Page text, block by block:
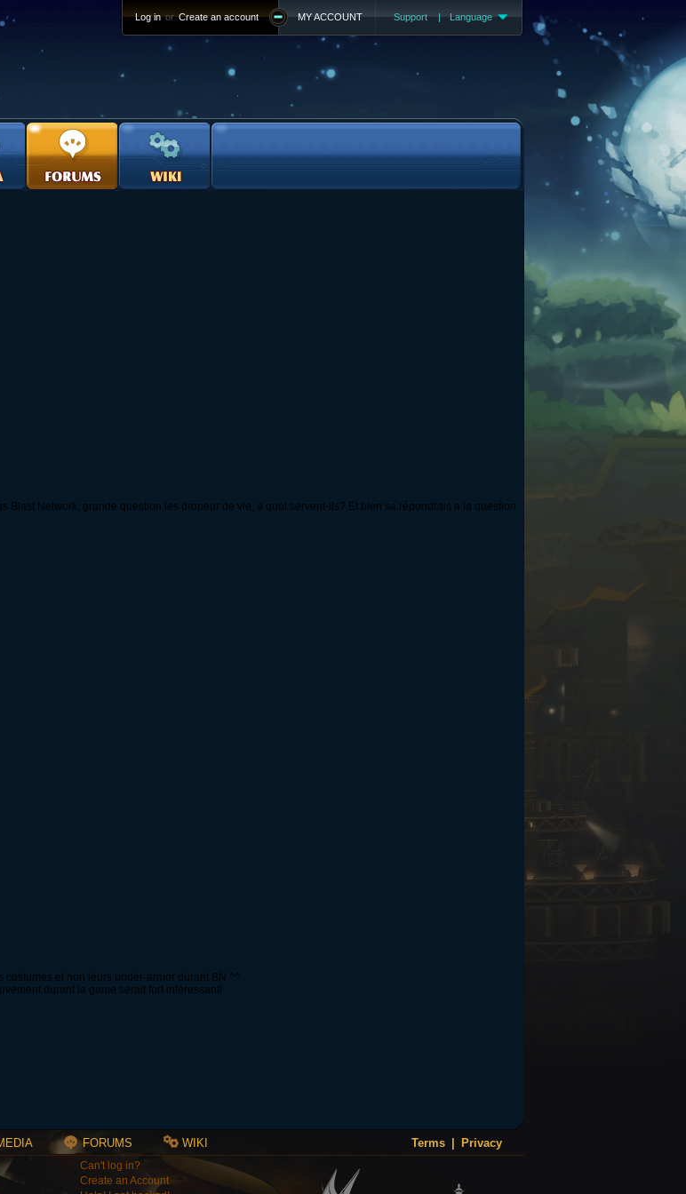
Support | Language
MY ACCOUNT
Log in or Create an account
Blast Network, grande question les dropeur de vie, a quoi servent-ils? Et bien sa répondrais a la question
et non leurs under-armor durant BN ^^
durant la game serait fort intéressant!
Terms Privacy
FORUMS WIKI
Can't log in?
Create an Account